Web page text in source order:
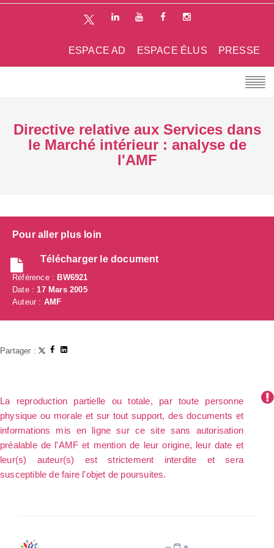
PRESSE
ESPACE ÉLUS
ESPACE AD
Directive relative aux Services dans
le Marché intérieur : analyse de
l'AMF
Pour aller plus loin
Télécharger le document
Référence :BW6921
Date : 17 Mars 2005
Auteur : AMF
Partager :
La reproduction partielle ou totale, par toute personne
physique ou morale et sur tout support, des documents et
informations mis en ligne sur ce site sans autorisation
préalable de l'AMF et mention de leur origine, leur date et
leur(s) auteur(s) est strictement interdite et sera
susceptible de faire l'objet de poursuites.